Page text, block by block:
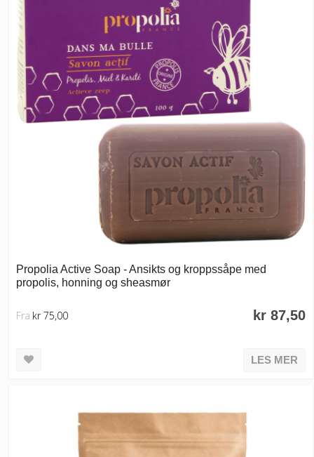
Propolia Active Soap - Ansikts og kroppssåpe med
propolis, honning og sheasmør
kr 87,50
Fra kr 75,00
LES MER